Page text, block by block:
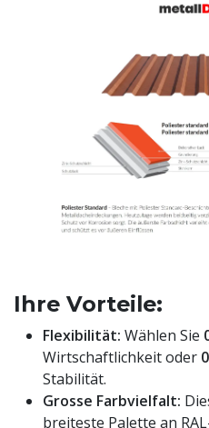
Ihre Vorteile:
Flexibilität: Wählen Sie
Wirtschaftlichkeit oder
Stabilität.
Grosse Farbvielfalt:
breiteste Palette an